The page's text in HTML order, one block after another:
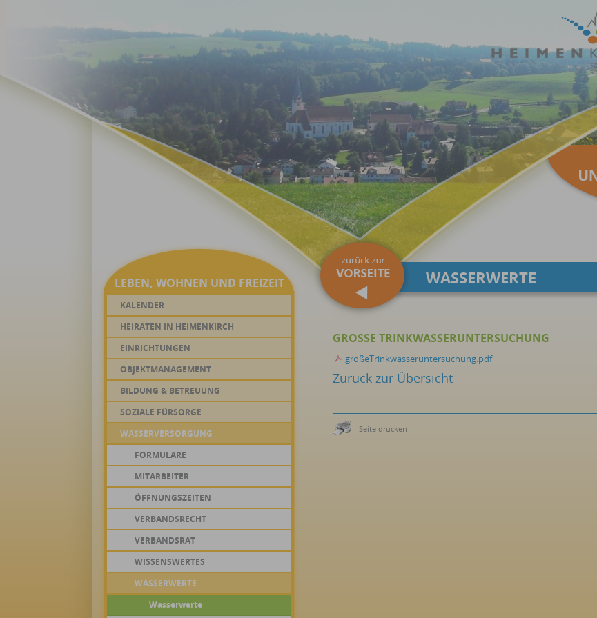
LEBEN, WOHNEN UND FREIZEIT
KALENDER
HEIRATEN IN HEIMENKIRCH
EINRICHTUNGEN
OBJEKTMANAGEMENT
BILDUNG & BETREUUNG
SOZIALE FÜRSORGE
WASSERVERSORGUNG
FORMULARE
MITARBEITER
ÖFFNUNGSZEITEN
VERBANDSRECHT
VERBANDSRAT
WISSENSWERTES
WASSERWERTE
Wasserwerte
WASSERWERTE
GROSSE TRINKWASSERUNTERSUCHUNG
großeTrinkwasseruntersuchung.pdf
Zurück zur Übersicht
Seite drucken